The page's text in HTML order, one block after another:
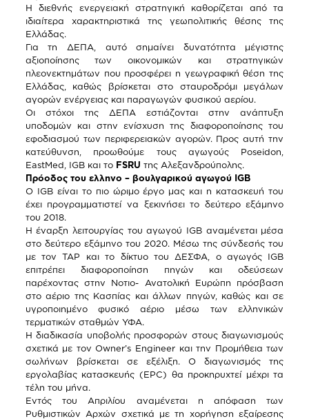
Η διεθνής ενεργειακή στρατηγική καθορίζεται από τα
ιδιαίτερα χαρακτηριστικά της γεωπολιτικής θέσης της
Ελλάδας.
Για τη ΔΕΠΑ, αυτό σημαίνει δυνατότητα μέγιστης
αξιοποίησης των οικονομικών και στρατηγικών
πλεονεκτημάτων που προσφέρει η γεωγραφική θέση της
Ελλάδας, καθώς βρίσκεται στο σταυροδρόμι μεγάλων
αγορών ενέργειας και παραγωγών φυσικού αερίου.
Οι στόχοι της ΔΕΠΑ εστιάζονται στην ανάπτυξη
υποδομών και στην ενίσχυση της διαφοροποίησης του
εφοδιασμού των περιφερειακών αγορών. Προς αυτή την
κατεύθυνση, προωθούμε τους αγωγούς Poseidon,
EastMed, IGB και το FSRU της Αλεξανδρούπολης.
Πρόοδος του ελληνο – βουλγαρικού αγωγού
IGB
Ο IGB είναι το πιο ώριμο έργο μας και η κατασκευή του
έχει προγραμματιστεί να ξεκινήσει το δεύτερο εξάμηνο
του 2018.
Η έναρξη λειτουργίας του αγωγού IGB αναμένεται μέσα
στο δεύτερο εξάμηνο του 2020. Μέσω της σύνδεσής του
με τον ΤΑΡ και το δίκτυο του ΔΕΣΦΑ, ο αγωγός IGB
επιτρέπει διαφοροποίηση πηγών και οδεύσεων
παρέχοντας στην Νοτιο- Ανατολική Ευρώπη πρόσβαση
στο αέριο της Κασπίας και άλλων πηγών, καθώς και σε
υγροποιημένο φυσικό αέριο μέσω των ελληνικών
τερματικών σταθμών ΥΦΑ.
Η διαδικασία υποβολής προσφορών στους διαγωνισμούς
σχετικά με τον Owner’s Engineer και την Προμήθεια των
σωλήνων βρίσκεται σε εξέλιξη. Ο διαγωνισμός της
εργολαβίας κατασκευής (EPC) θα προκηρυχτεί μέχρι τα
τέλη του μήνα.
Εντός του Απριλίου αναμένεται η απόφαση των
Ρυθμιστικών Αρχών σχετικά με τη χορήγηση εξαίρεσης